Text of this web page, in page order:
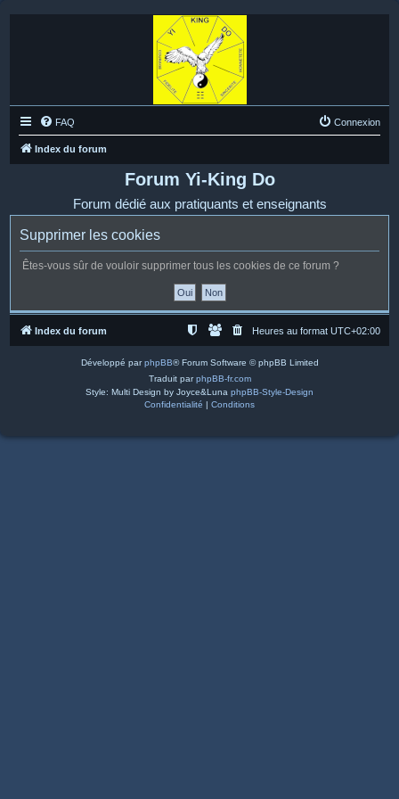
FAQ Connexion
Index du forum
Forum Yi-King Do
Forum dédié aux pratiquants et enseignants
Supprimer les cookies
Êtes-vous sûr de vouloir supprimer tous les cookies de ce forum ?
Index du forum Heures au format UTC+02:00
Développé parphpBB® Forum Software © phpBB Limited
Traduit parphpBB-fr.com
Style: Multi Design by Joyce&Luna phpBB-Style-Design
Confidentialité | Conditions